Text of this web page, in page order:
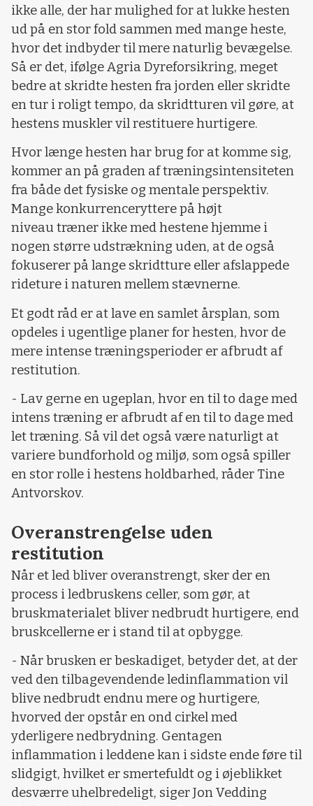
ikke alle, der har mulighed for at lukke hesten
ud på en stor fold sammen med mange heste,
hvor det indbyder til mere naturlig bevægelse.
Så er det, ifølge Agria Dyreforsikring, meget
bedre at skridte hesten fra jorden eller skridte
en tur i roligt tempo, da skridtturen vil gøre, at
hestens muskler vil restituere hurtigere.
Hvor længe hesten har brug for at komme sig,
kommer an på graden af træningsintensiteten
fra både det fysiske og mentale perspektiv.
Mange konkurrenceryttere på højt
niveau træner ikke med hestene hjemme i
nogen større udstrækning uden, at de også
fokuserer på lange skridtture eller afslappede
rideture i naturen mellem stævnerne.
Et godt råd er at lave en samlet årsplan, som
opdeles i ugentlige planer for hesten, hvor de
mere intense træningsperioder er afbrudt af
restitution.
- Lav gerne en ugeplan, hvor en til to dage med
intens træning er afbrudt af en til to dage med
let træning. Så vil det også være naturligt at
variere bundforhold og miljø, som også spiller
en stor rolle i hestens holdbarhed, råder Tine
Antvorskov.
Overanstrengelse uden
restitution
Når et led bliver overanstrengt, sker der en
process i ledbruskens celler, som gør, at
bruskmaterialet bliver nedbrudt hurtigere, end
bruskcellerne er i stand til at opbygge.
- Når brusken er beskadiget, betyder det, at der
ved den tilbagevendende ledinflammation vil
blive nedbrudt endnu mere og hurtigere,
hvorved der opstår en ond cirkel med
yderligere nedbrydning. Gentagen
inflammation i leddene kan i sidste ende føre til
slidgigt, hvilket er smertefuldt og i øjeblikket
desværre uhelbredeligt, siger Jon Vedding